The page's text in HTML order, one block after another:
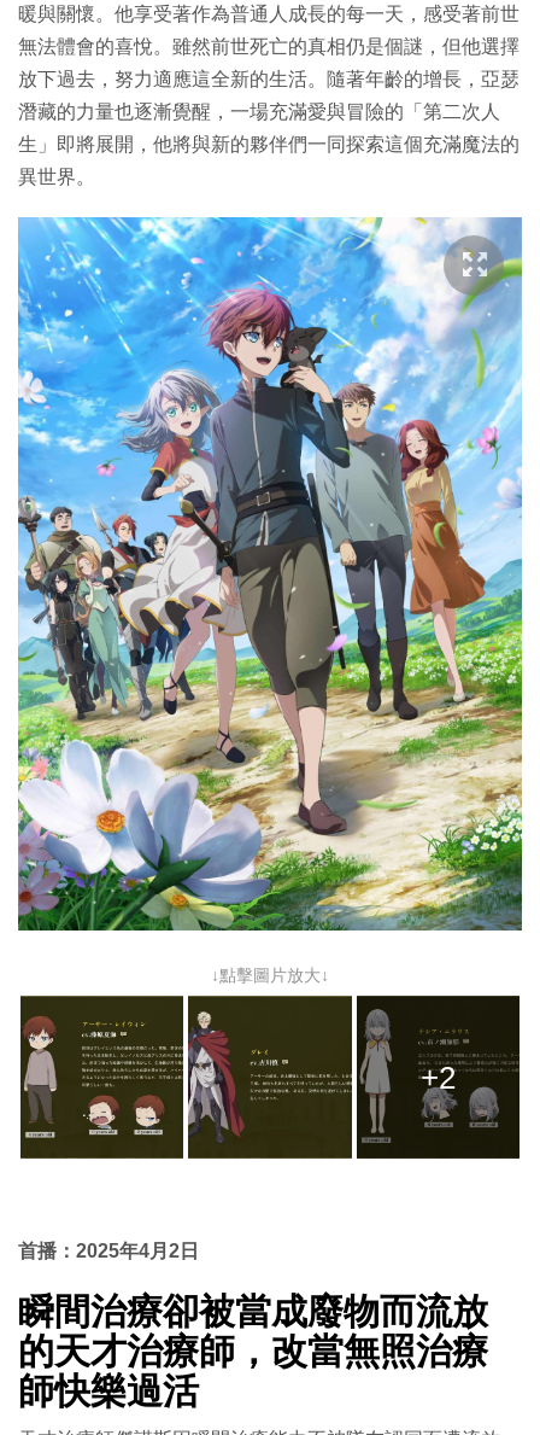
暖與關懷。他享受著作為普通人成長的每一天，感受著前世
無法體會的喜悅。雖然前世死亡的真相仍是個謎，但他選擇
放下過去，努力適應這全新的生活。隨著年齡的增長，亞瑟
潛藏的力量也逐漸覺醒，一場充滿愛與冒險的「第二次人
生」即將展開，他將與新的夥伴們一同探索這個充滿魔法的
異世界。
↓點擊圖片放大↓
+2
首播：2025年4月2日
瞬間治療卻被當成廢物而流放
的天才治療師，改當無照治療
師快樂過活